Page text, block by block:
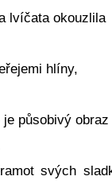
lvíčata okouzlila
hlíny,
působivý obraz
svých